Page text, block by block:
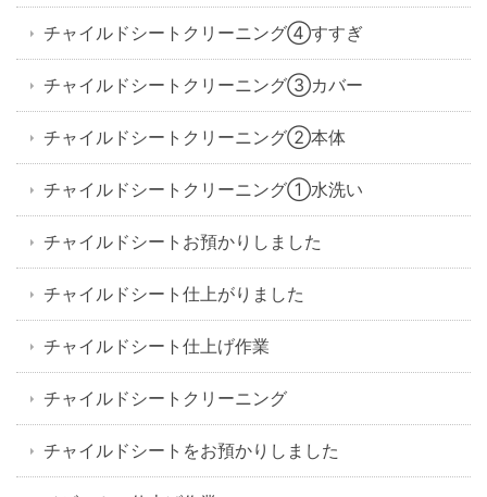
チャイルドシートクリーニング④すすぎ
チャイルドシートクリーニング③カバー
チャイルドシートクリーニング②本体
チャイルドシートクリーニング①水洗い
チャイルドシートお預かりしました
チャイルドシート仕上がりました
チャイルドシート仕上げ作業
チャイルドシートクリーニング
チャイルドシートをお預かりしました